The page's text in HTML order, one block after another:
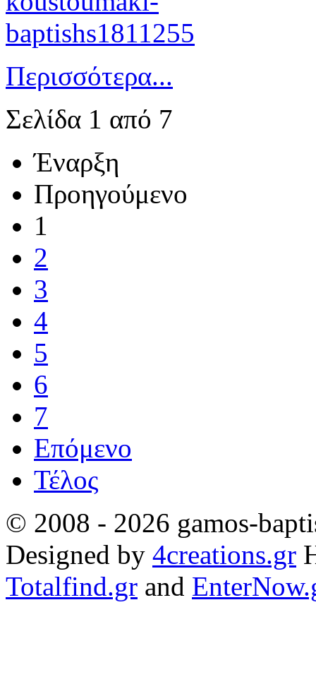
Περισσότερα...
Σελίδα 1 από 7
Έναρξη
Προηγούμενο
1
2
3
4
5
6
7
Επόμενο
Τέλος
© 2008 - 2026 gamos-
Designed by 4creations.gr
Totalfind.gr and